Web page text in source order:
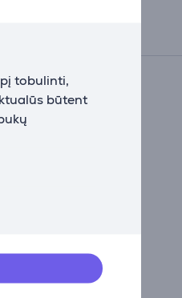
tobulinti,
būtent